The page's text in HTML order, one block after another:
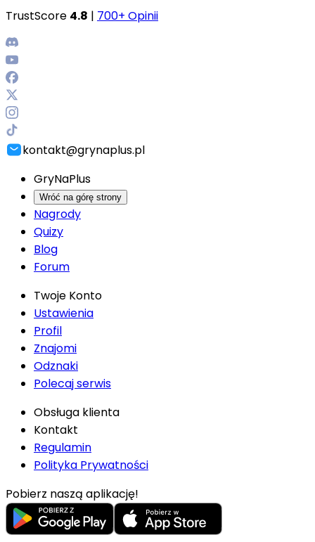
TrustScore 4.8 | 700+ Opinii
kontakt@grynaplus.pl
GryNaPlus
Wróć na górę strony
Nagrody
Quizy
Blog
Forum
Twoje Konto
Ustawienia
Profil
Znajomi
Odznaki
Polecaj serwis
Obsługa klienta
Kontakt
Regulamin
Polityka Prywatności
Pobierz naszą aplikację!